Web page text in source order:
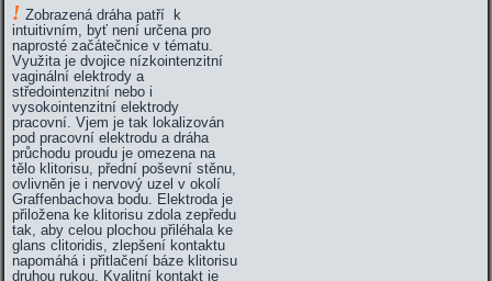
! Zobrazená dráha patří k
intuitivním, byť není určena pro
naprosté začátečnice v tématu.
Využita je dvojice nízkointenzitní
vaginální elektrody a
středointenzitní nebo i
vysokointenzitní elektrody
pracovní. Vjem je tak lokalizován
pod pracovní elektrodu a dráha
průchodu proudu je omezena na
tělo klitorisu, přední poševní stěnu,
ovlivněn je i nervový uzel v okolí
Graffenbachova bodu. Elektroda je
přiložena ke klitorisu zdola zepředu
tak, aby celou plochou přiléhala ke
glans clitoridis, zlepšení kontaktu
napomáhá i přitlačení báze klitorisu
druhou rukou. Kvalitní kontakt je